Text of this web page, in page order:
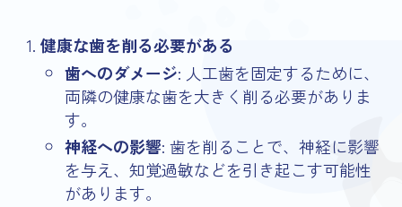
健康な歯を削る必要がある
歯へのダメージ: 人工歯を固定するために、
両隣の健康な歯を大きく削る必要がありま
す。
神経への影響: 歯を削ることで、神経に影響
を与え、知覚過敏などを引き起こす可能性
があります。